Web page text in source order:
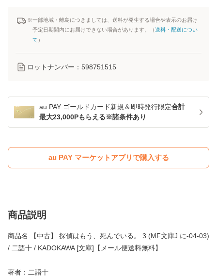
※一部地域・離島につきましては、送料が発生する場合や表示のお届け
予定日期間内にお届けできない場合があります。（送料・配送につい
て ）
ロットナンバー： 598751515
au PAY ゴールドカード新規＆即時発行限定合計
最大23,000Pもらえる※諸条件あり
au PAY マーケットアプリで購入する
商品説明
商品名:【中古】 探偵はもう、死んでいる。 3 (MF文庫J に-04-03)
/ 二語十 / KADOKAWA [文庫]【メール便送料無料】
著者：二語十